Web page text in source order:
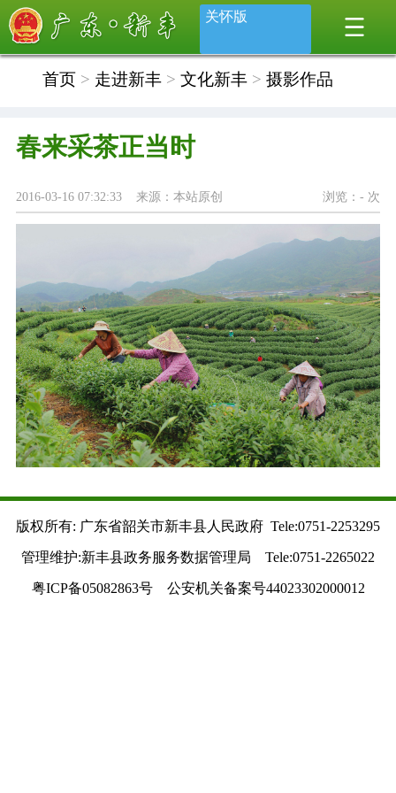
关怀版
首页> 走进新丰> 文化新丰> 摄影作品
春来采茶正当时
浏览：- 次
2016-03-16 07:32:33 来源：本站原创
版权所有: 广东省韶关市新丰县人民政府 Tele:0751-2253295
管理维护:新丰县政务服务数据管理局 Tele:0751-2265022
粤ICP备05082863号 公安机关备案号44023302000012